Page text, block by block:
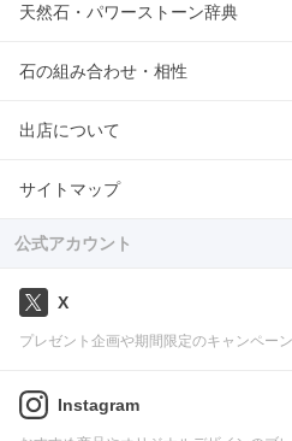
天然石・パワーストーン辞典
石の組み合わせ・相性
出店について
サイトマップ
公式アカウント
X
プレゼント企画や期間限定のキャンペー
Instagram